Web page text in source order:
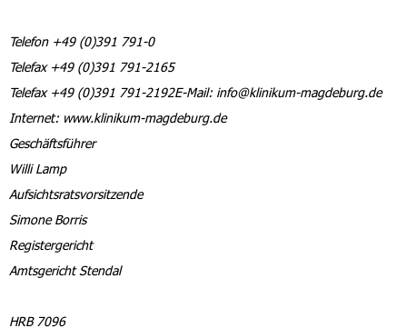
Telefon +49 (0)391 791-0
Telefax +49 (0)391 791-2165
Telefax +49 (0)391 791-2192E-Mail: info@klinikum-magdeburg.de
Internet: www.klinikum-magdeburg.de
Geschäftsführer
Willi Lamp
Aufsichtsratsvorsitzende
Simone Borris
Registergericht
Amtsgericht Stendal
HRB 7096